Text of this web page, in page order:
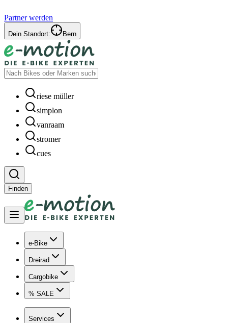
Partner werden
Dein Standort: Bern
riese müller
simplon
vanraam
stromer
cues
Finden
e-Bike
Dreirad
Cargobike
% SALE
Services